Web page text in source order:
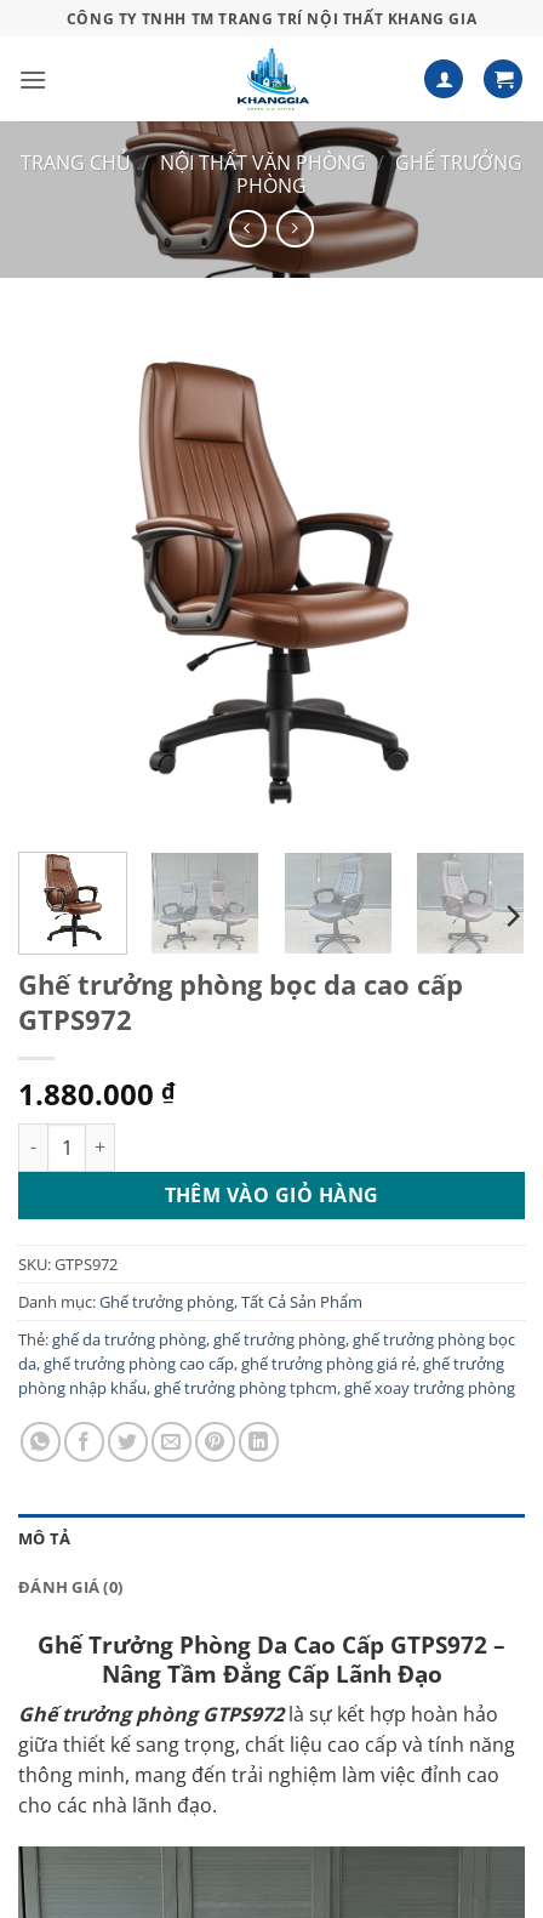
nội
CÔNG TY TNHH TM TRANG TRÍ NỘI THẤT KHANG GIA
TRANG CHỦ / NỘI THẤT VĂN PHÒNG / GHẾ TRƯỞNG
PHÒNG
Ghế trưởng phòng bọc da cao cấp
GTPS972
1.880.000 ₫
Ghế trưởng phòng bọc da cao cấp GTPS972 số lượng
THÊM VÀO GIỎ HÀNG
SKU:GTPS972
Danh mục:Ghế trưởng phòng,Tất Cả Sản Phẩm
Thẻ:ghế da trưởng phòng,ghế trưởng phòng,ghế trưởng phòng bọc
da,ghế trưởng phòng cao cấp,ghế trưởng phòng giá rẻ,ghế trưởng
phòng nhập khẩu,ghế trưởng phòng tphcm,ghế xoay trưởng phòng
MÔ TẢ
ĐÁNH GIÁ (0)
Ghế Trưởng Phòng Da Cao Cấp GTPS972 –
Nâng Tầm Đẳng Cấp Lãnh Đạo
Ghế trưởng phòng GTPS972là sự kết hợp hoàn hảo
giữa thiết kế sang trọng, chất liệu cao cấp và tính năng
thông minh, mang đến trải nghiệm làm việc đỉnh cao
cho các nhà lãnh đạo.